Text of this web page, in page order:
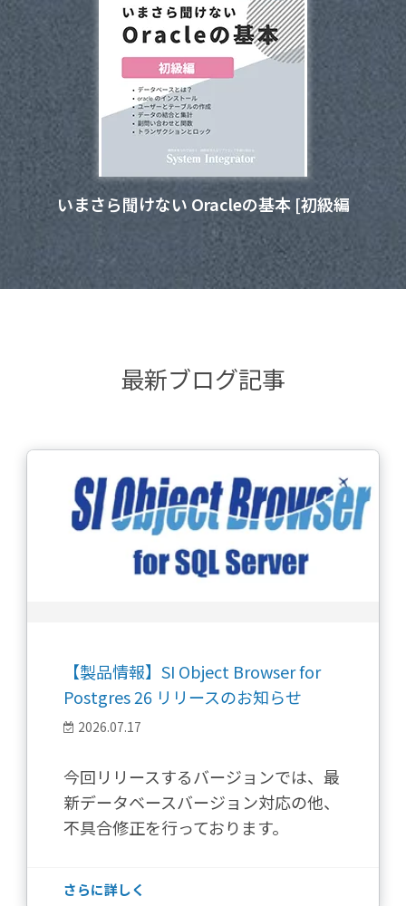
いまさら聞けない Oracleの基本 [初級編
最新ブログ記事
【製品情報】SI Object Browser for
Postgres 26 リリースのお知らせ
2026.07.17
今回リリースするバージョンでは、最
新データベースバージョン対応の他、
不具合修正を行っております。
さらに詳しく